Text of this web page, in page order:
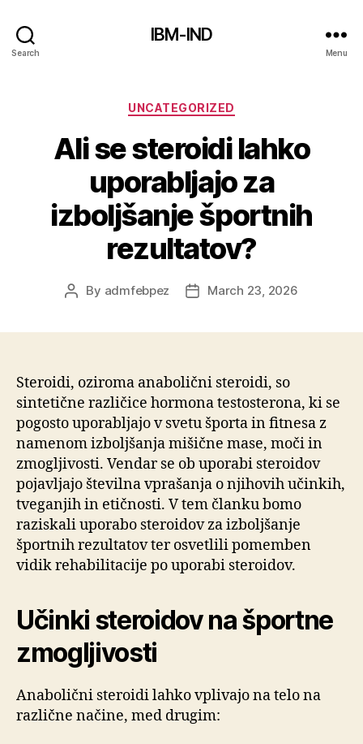
Search
IBM-IND
Menu
Categories
UNCATEGORIZED
Ali se steroidi lahko
uporabljajo za
izboljšanje športnih
rezultatov?
Post
By admfebpez
PostMarch 23, 2026
Steroidi, oziroma anabolični steroidi, so
sintetične različice hormona testosterona, ki se
pogosto uporabljajo v svetu športa in fitnesa z
namenom izboljšanja mišične mase, moči in
zmogljivosti. Vendar se ob uporabi steroidov
pojavljajo številna vprašanja o njihovih učinkih,
tveganjih in etičnosti. V tem članku bomo
raziskali uporabo steroidov za izboljšanje
športnih rezultatov ter osvetlili pomemben
vidik rehabilitacije po uporabi steroidov.
Učinki steroidov na športne
zmogljivosti
Anabolični steroidi lahko vplivajo na telo na
različne načine, med drugim: